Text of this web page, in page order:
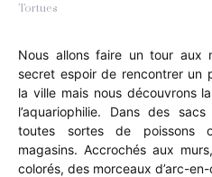
Tortues
Nous allons faire un tour aux
secret espoir de rencontrer un
la ville mais nous découvrons
l’aquariophilie. Dans des
toutes sortes de poissons
magasins. Accrochés aux
colorés, des morceaux d’arc-